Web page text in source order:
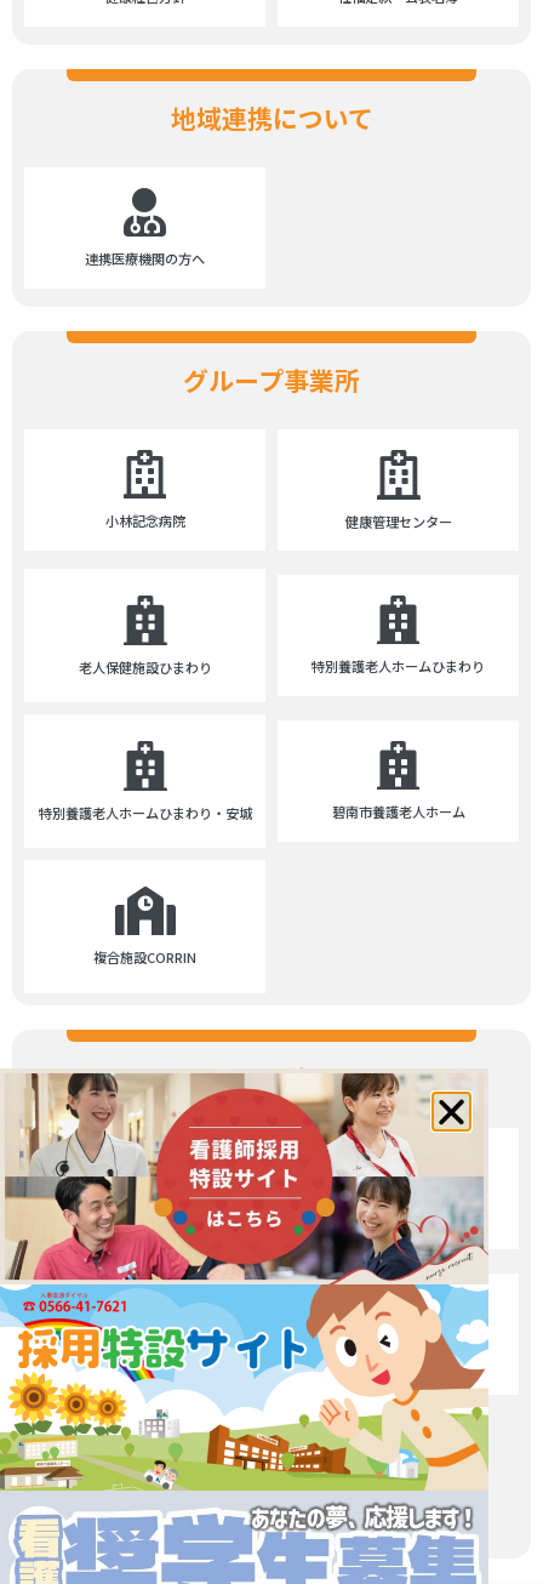
地域連携について
連携医療機関の方へ
グループ事業所
小林記念病院 健康管理センター
老人保健施設ひまわり 特別養護老人ホームひまわり
特別養護老人ホームひまわり・安城 碧南市養護老人ホーム
複合施設CORRIN
その他
愛生館ブログ 求人サイト
Instagram YouTube
Facebook